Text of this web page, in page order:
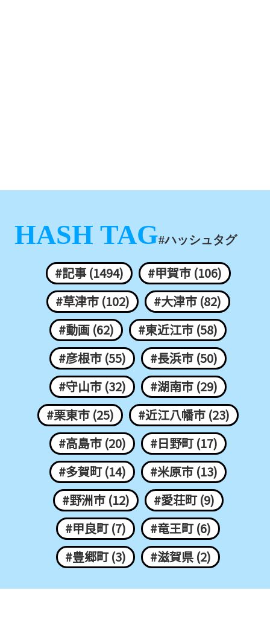
HASH TAG#ハッシュタグ
#記事 (1494)
#甲賀市 (106)
#草津市 (102)
#大津市 (82)
#動画 (62)
#東近江市 (58)
#彦根市 (55)
#長浜市 (50)
#守山市 (32)
#湖南市 (29)
#栗東市 (25)
#近江八幡市 (23)
#高島市 (20)
#日野町 (17)
#多賀町 (14)
#米原市 (13)
#野洲市 (12)
#愛荘町 (9)
#甲良町 (7)
#竜王町 (6)
#豊郷町 (3)
#滋賀県 (2)